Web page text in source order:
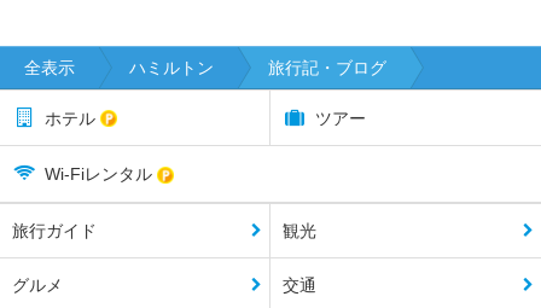
全表示 ハミルトン 旅行記・ブログ
ホテル ツアー
Wi-Fiレンタル
旅行ガイド 観光
グルメ 交通